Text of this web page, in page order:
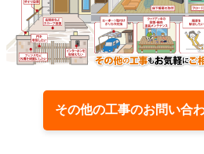
その他の工事のお問い